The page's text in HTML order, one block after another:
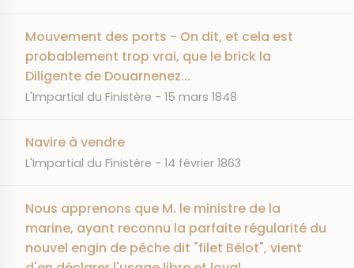
Mouvement des ports - On dit, et cela est
probablement trop vrai, que le brick la
Diligente de Douarnenez...
JOURNAL
L'Impartial du Finistère DATE
15 mars 1848
Navire à vendre
JOURNAL
L'Impartial du Finistère DATE
14 février 1863
Nous apprenons que M. le ministre de la
marine, ayant reconnu la parfaite régularité du
nouvel engin de pêche dit "filet Bélot", vient